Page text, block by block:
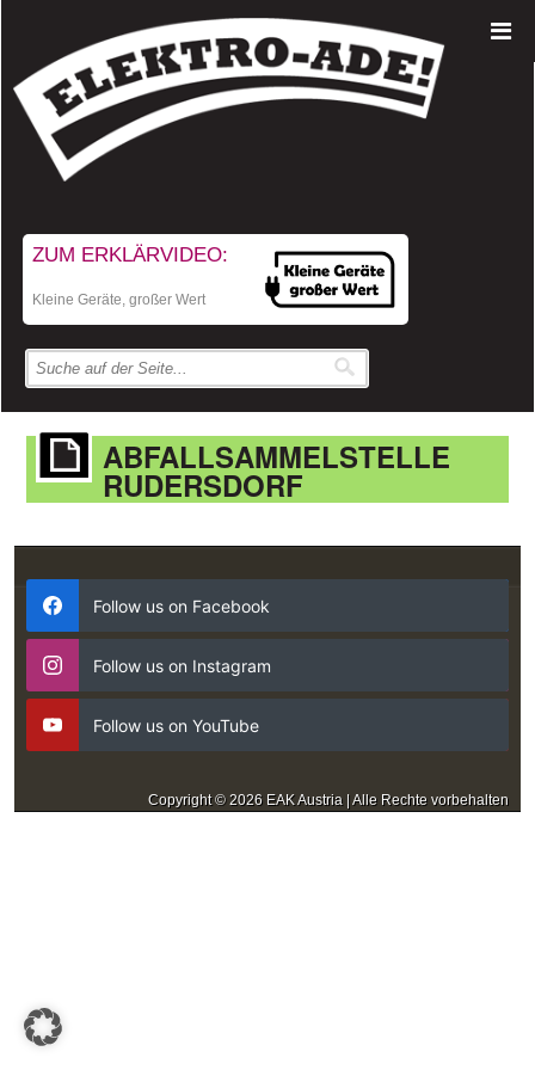
ZUM ERKLÄRVIDEO:
Kleine Geräte, großer Wert
ABFALLSAMMELSTELLE
RUDERSDORF
Follow us on Facebook
Follow us on Instagram
Follow us on YouTube
Copyright © 2026 EAK Austria | Alle Rechte vorbehalten